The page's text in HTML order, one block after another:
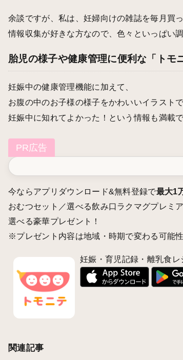
余談ですが、私は、妊婦向けの雑誌を毎月買
情報収集が好きな方なので、色々といっぱい調
胎児の様子や健康管理に便利な「トモ
妊娠中の健康管理機能に加えて、
お腹の中のお子様の様子をかわいいイラスト
妊娠中に知れてよかった！という情報も満載で
PR広告
今ならアプリダウンロード&無料登録で最大1
おむつセット／選べる飲み口ラクマグプレミ
選べる豪華プレゼント！
※プレゼント内容は地域・時期で変わる可能
妊娠・育児記録・離乳食
関連記事